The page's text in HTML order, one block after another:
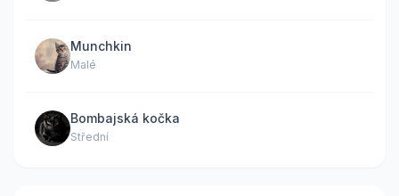
Munchkin
Malé
Bombajská kočka
Střední